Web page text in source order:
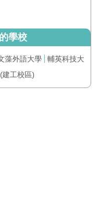
學校
藻外語大學
輔英科技大
建工校區)